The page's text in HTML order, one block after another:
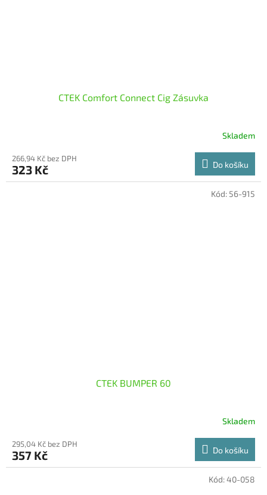
CTEK Comfort Connect Cig Zásuvka
Skladem
266,94 Kč bez DPH
323 Kč Do košíku
CTEK BUMPER 60
Skladem
295,04 Kč bez DPH
357 Kč Do košíku
Kód: 56-915
Kód:40-058